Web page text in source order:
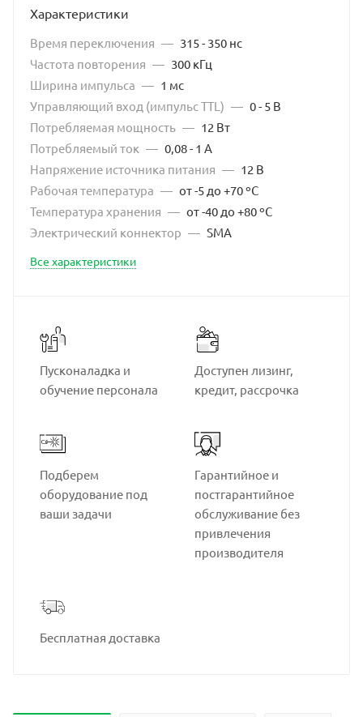
Характеристики
Время переключения — 315 - 350 нс
Частота повторения — 300 кГц
Ширина импульса — 1 мс
Управляющий вход (импульс TTL) — 0 - 5 В
Потребляемая мощность — 12 Вт
Потребляемый ток — 0,08 - 1 А
Напряжение источника питания — 12 В
Рабочая температура — от -5 до +70 ºC
Температура хранения — от -40 до +80 ºC
Электрический коннектор — SMA
Все характеристики
Пусконаладка и
обучение персонала
Доступен лизинг,
кредит, рассрочка
Подберем
оборудование под
ваши задачи
Гарантийное и
постгарантийное
обслуживание без
привлечения
производителя
Бесплатная доставка